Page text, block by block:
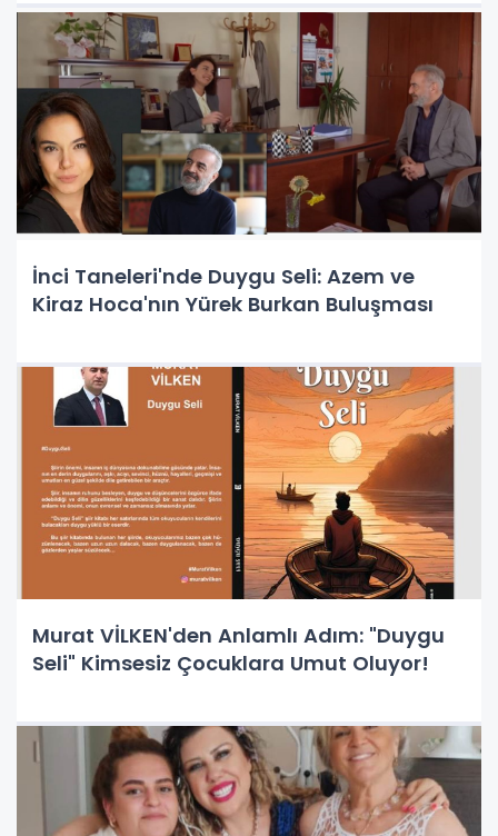
İnci Taneleri'nde Duygu Seli: Azem ve
Kiraz Hoca'nın Yürek Burkan Buluşması
Murat VİLKEN'den Anlamlı Adım: "Duygu
Seli" Kimsesiz Çocuklara Umut Oluyor!